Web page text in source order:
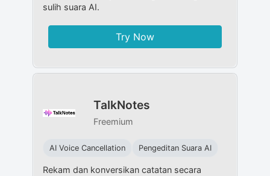
sulih suara AI.
Try Now
TalkNotes
Freemium
AI Voice Cancellation Pengeditan Suara AI
Rekam dan konversikan catatan secara